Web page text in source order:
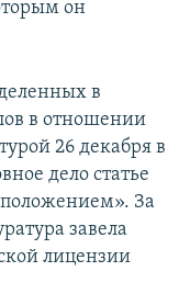
он
в
в отношении
26 декабря в
дело статье
За
завела
лицензии